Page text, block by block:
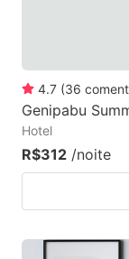
4.7 (36
Genipabu
Hotel
R$312 /noite